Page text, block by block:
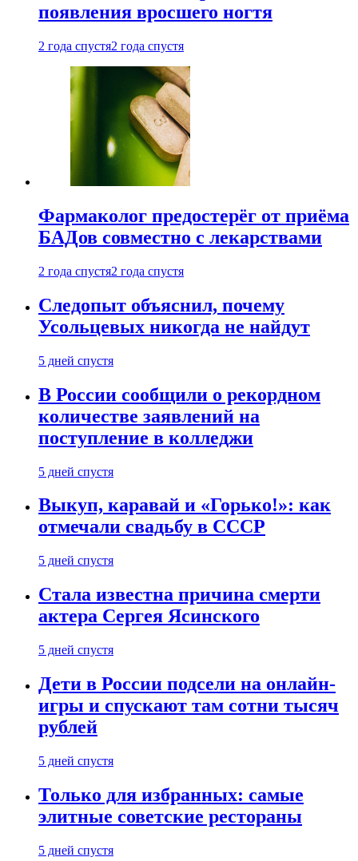
появления вросшего ногтя
2 года спустя2 года спустя
Фармаколог предостерёг от приёма
БАДов совместно с лекарствами
2 года спустя2 года спустя
Следопыт объяснил, почему
Усольцевых никогда не найдут
5 дней спустя
В России сообщили о рекордном
количестве заявлений на
поступление в колледжи
5 дней спустя
Выкуп, каравай и «Горько!»: как
отмечали свадьбу в СССР
5 дней спустя
Стала известна причина смерти
актера Сергея Ясинского
5 дней спустя
Дети в России подсели на онлайн-
игры и спускают там сотни тысяч
рублей
5 дней спустя
Только для избранных: самые
элитные советские рестораны
5 дней спустя